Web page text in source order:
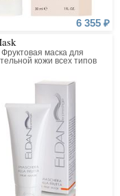
6 355 ₽
маска для
кожи всех типов